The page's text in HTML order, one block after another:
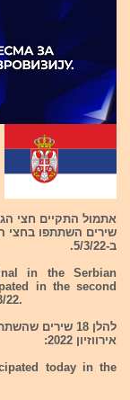
ב-5/3/22.
in the Serbian
in the second
22.
להלן 18
אירווזיון 2022:
today in the